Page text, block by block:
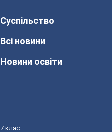
Суспільство
Всі новини
Новини освіти
7 клас